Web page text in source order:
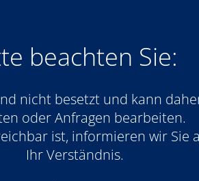
beachten Sie:
nicht besetzt und kann
oder Anfragen bearbeiten.
ist, informieren wir Sie
Ihr Verständnis.